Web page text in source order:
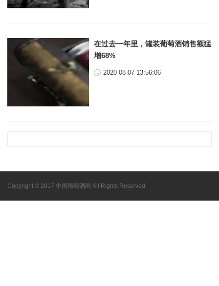
在过去一年里，罐装葡萄酒销售额猛
增68%
2020-08-07 13:56:06
Copyright © 2017 中国葡萄酒网 All Rights Reserved